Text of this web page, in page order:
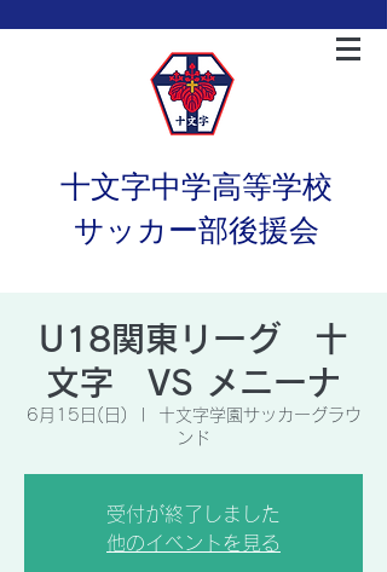
十文字中学高等学校
サッカー部後援会
U18関東リーグ 十
文字 VS メニーナ
6月15日(日)
十文字学園サッカーグラウ
ンド
受付が終了しました
他のイベントを見る